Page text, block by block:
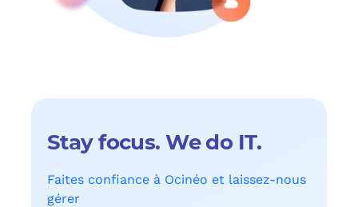
Stay focus. We do IT.
Faites confiance à Ocinéo et laissez-nous
gérer